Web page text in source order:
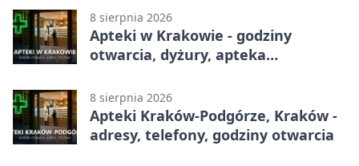
8 sierpnia 2026
Apteki w Krakowie - godziny
otwarcia, dyżury, apteka
8 sierpnia 2026
Apteki Kraków-Podgórze, Kraków -
adresy, telefony, godziny otwarcia